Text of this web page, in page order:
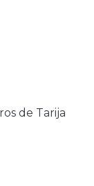
de Tarija